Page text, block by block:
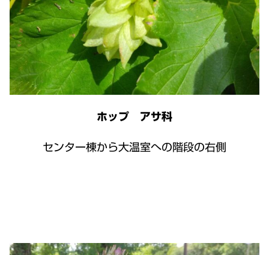
ホップ アサ科
センター棟から大温室への階段の右側